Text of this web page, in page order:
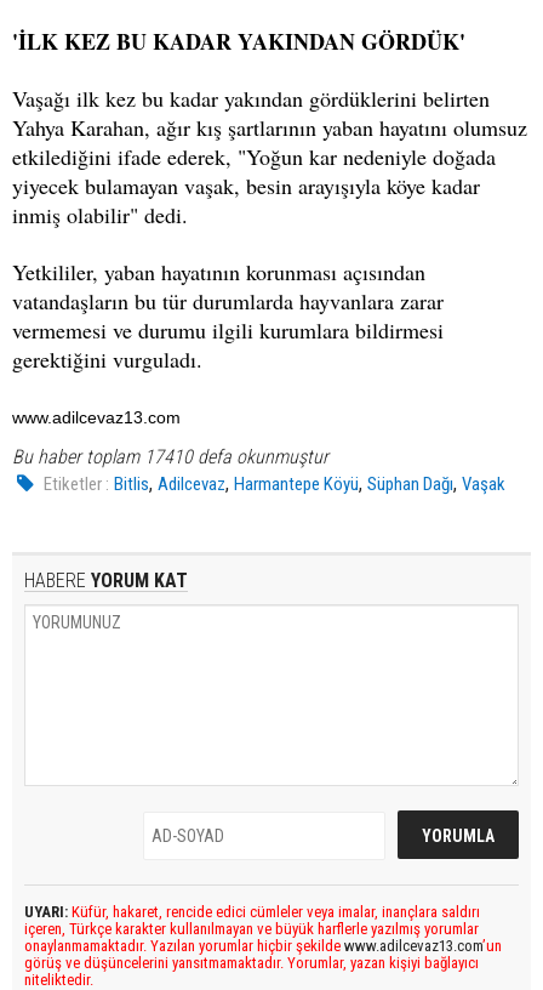
'İLK KEZ BU KADAR YAKINDAN GÖRDÜK'
Vaşağı ilk kez bu kadar yakından gördüklerini belirten
Yahya Karahan, ağır kış şartlarının yaban hayatını olumsuz
etkilediğini ifade ederek, "Yoğun kar nedeniyle doğada
yiyecek bulamayan vaşak, besin arayışıyla köye kadar
inmiş olabilir" dedi.
Yetkililer, yaban hayatının korunması açısından
vatandaşların bu tür durumlarda hayvanlara zarar
vermemesi ve durumu ilgili kurumlara bildirmesi
gerektiğini vurguladı.
www.adilcevaz13.com
Bu haber toplam 17410 defa okunmuştur
Etiketler : Bitlis,Adilcevaz,Harmantepe Köyü,Süphan Dağı,Vaşak
HABERE YORUM KAT
UYARI: Küfür, hakaret, rencide edici cümleler veya imalar, inançlara saldırı
içeren, Türkçe karakter kullanılmayan ve büyük harflerle yazılmış yorumlar
onaylanmamaktadır. Yazılan yorumlar hiçbir şekilde www.adilcevaz13.com’un
görüş ve düşüncelerini yansıtmamaktadır. Yorumlar, yazan kişiyi bağlayıcı
niteliktedir.